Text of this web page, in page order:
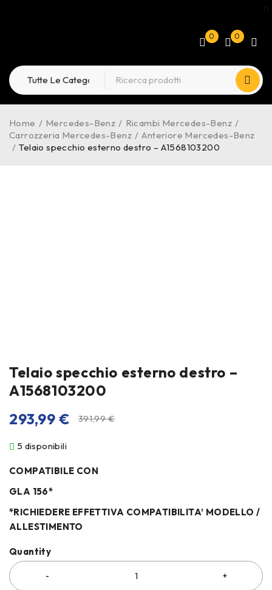
0 0
Home / Mercedes-Benz / Ricambi Mercedes-Benz /
Carrozzeria Mercedes-Benz / Anteriore Mercedes-Benz
/ Telaio specchio esterno destro – A1568103200
Telaio specchio esterno destro –
A1568103200
391,99€
293,99€
5 disponibili
COMPATIBILE CON
GLA 156*
*RICHIEDERE EFFETTIVA COMPATIBILITA’ MODELLO /
ALLESTIMENTO
Quantity